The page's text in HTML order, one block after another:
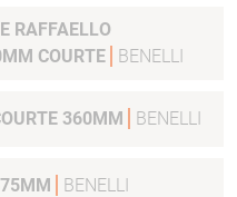
RAFFAELLO
COURTE
BENELLI
360MM BENELLI
BENELLI